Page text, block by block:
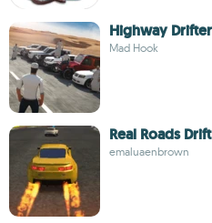
Highway Drifter
Mad Hook
Real Roads
emaluaenbrown